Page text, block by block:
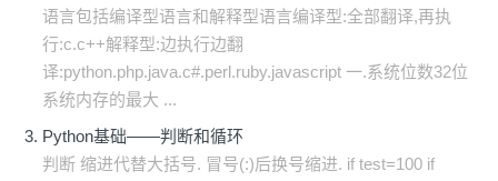
语言包括编译型语言和解释型语言编译型:全部翻译,再执
行:c.c++解释型:边执行边翻
译:python.php.java.c#.perl.ruby.javascript 一.系统位数32位
系统内存的最大 ...
Python基础——判断和循环
判断 缩进代替大括号. 冒号(:)后换号缩进. if test=100 if